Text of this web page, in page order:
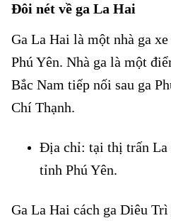
Đôi nét về ga La Hai
Ga La Hai là một nhà ga
Phú Yên. Nhà ga là một
Bắc Nam tiếp nối sau ga
Chí Thạnh.
Địa chỉ: tại thị trấn La
tỉnh Phú Yên.
Ga La Hai cách ga Diêu